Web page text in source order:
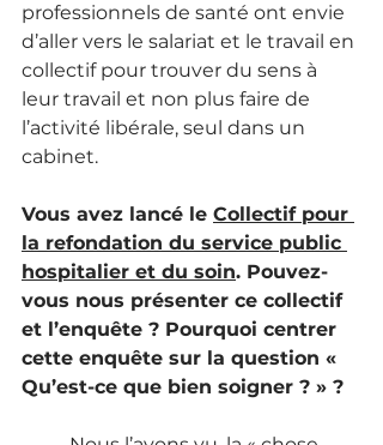
professionnels de santé ont envie
d’aller vers le salariat et le travail en
collectif pour trouver du sens à
leur travail et non plus faire de
l’activité libérale, seul dans un
cabinet.
Vous avez lancé le Collectif pour
la refondation du service public
hospitalier et du soin. Pouvez-
vous nous présenter ce collectif
et l’enquête ? Pourquoi centrer
cette enquête sur la question «
Qu’est-ce que bien soigner ? » ?